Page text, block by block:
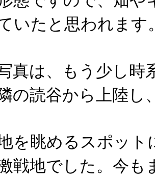
いたと思われます
真は、もう少し時
の読谷から上陸し
を眺めるスポッ
戦地でした。今も